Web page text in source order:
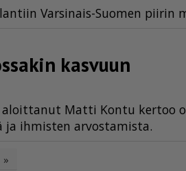
Var­si­nais-Suo­men pii­rin
kasvuun
Mat­ti Kon­tu ker­too
ih­mis­ten ar­vos­ta­mis­ta.
»